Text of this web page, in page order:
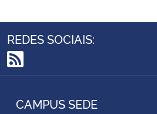
REDES SOCIAIS:
RSS
CAMPUS SEDE